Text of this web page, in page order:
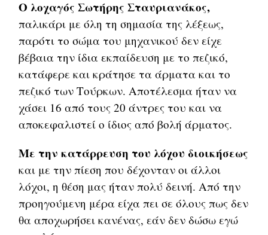
Ο λοχαγός Σωτήρης Σταυριανάκος,
παλικάρι με όλη τη σημασία της λέξεως,
παρότι το σώμα του μηχανικού δεν είχε
βέβαια την ίδια εκπαίδευση με το πεζικό,
κατάφερε και κράτησε τα άρματα και το
πεζικό των Τούρκων. Αποτέλεσμα ήταν να
χάσει 16 από τους 20 άντρες του και να
αποκεφαλιστεί ο ίδιος από βολή άρματος.
Με την κατάρρευση του λόχου διοικήσεως
και με την πίεση που δέχονταν οι άλλοι
λόχοι, η θέση μας ήταν πολύ δεινή. Από την
προηγούμενη μέρα είχα πει σε όλους πως δεν
θα αποχωρήσει κανένας, εάν δεν δώσω εγώ